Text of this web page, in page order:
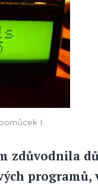
I
zdůvodnila